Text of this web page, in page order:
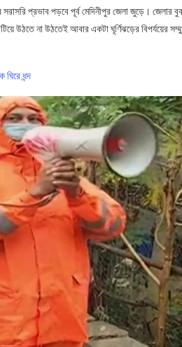
প্রভাব পড়বে পূর্ব মেদিনীপুর জেলা জুড়ে। জেলার
উঠতে না উঠতেই আবার একটা ঘূর্ণিঝড়ের বিপর্যয়ের
ধন্দ